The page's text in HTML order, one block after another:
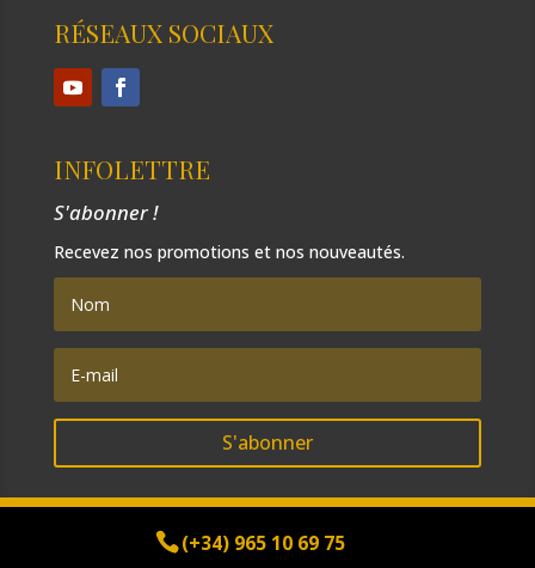
RÉSEAUX SOCIAUX
INFOLETTRE
S'abonner !
Recevez nos promotions et nos nouveautés.
S'abonner
(+34) 965 10 69 75